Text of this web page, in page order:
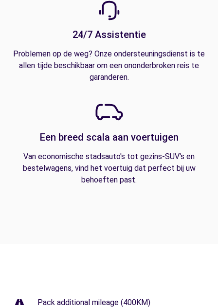
24/7 Assistentie
Problemen op de weg? Onze ondersteuningsdienst is te
allen tijde beschikbaar om een ononderbroken reis te
garanderen.
Een breed scala aan voertuigen
Van economische stadsauto's tot gezins-SUV's en
bestelwagens, vind het voertuig dat perfect bij uw
behoeften past.
Pack additional mileage (400KM)